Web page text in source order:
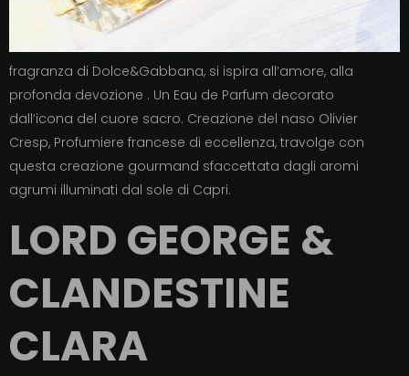
fragranza di Dolce&Gabbana, si ispira all’amore, alla
profonda devozione . Un Eau de Parfum decorato
dall’icona del cuore sacro. Creazione del naso Olivier
Cresp, Profumiere francese di eccellenza, travolge con
questa creazione gourmand sfaccettata dagli aromi
agrumi illuminati dal sole di Capri.
LORD GEORGE &
CLANDESTINE
CLARA